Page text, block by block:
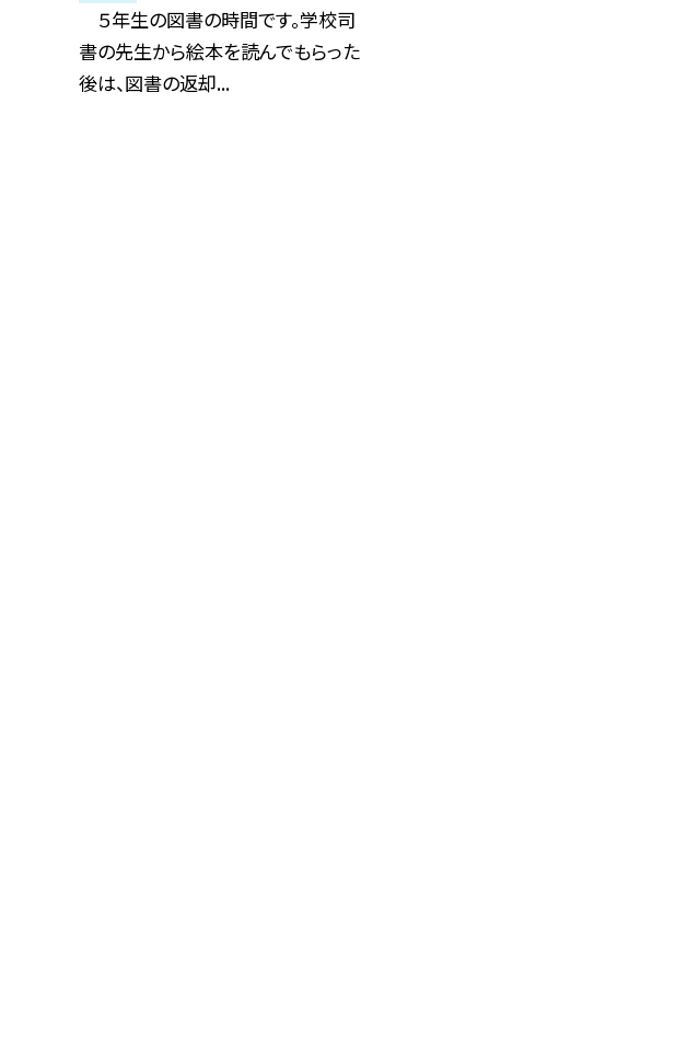
５年生の図書の時間です。学校司
書の先生から絵本を読んでもらった
後は、図書の返却...